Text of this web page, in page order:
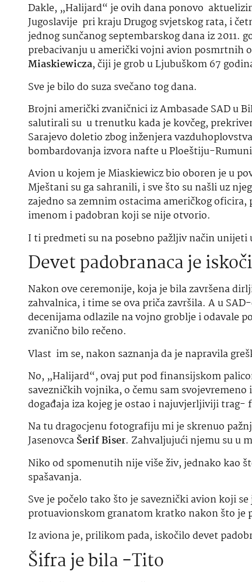
Dakle, „Halijard“ je ovih dana ponovo
Jugoslavije pri kraju Drugog svjetskog rata, i
jednog sunčanog septembarskog dana iz
prebacivanju u američki vojni avion posmrtnih
Miaskiewicza, čiji je grob u Ljubuškom 67
Sve je bilo do suza svečano tog dana.
Brojni američki zvaničnici iz Ambasade SAD
salutirali su u trenutku kada je kovčeg,
Sarajevo doletio zbog inženjera
bombardovanja izvora nafte u Ploeštiju-
Avion u kojem je Miaskiewicz bio oboren je u
Mještani su ga sahranili, i sve što su našli uz
zajedno sa zemnim ostacima američkog
imenom i padobran koji se nije otvorio.
I ti predmeti su na posebno pažljiv način unijeti
Devet padobranaca je
Nakon ove ceremonije, koja je bila završena
zahvalnica, i time se ova priča završila. A u
decenijama odlazile na vojno groblje i odavale
zvanično bilo rečeno.
Vlast im se, nakon saznanja da je napravila
No, „Halijard“, ovaj put pod finansijskom
savezničkih vojnika, o čemu sam
događaja iza kojeg je ostao i najuvjerljiviji trag-
Na tu dragocjenu fotografiju mi je skrenuo
JasenovcaŠerif Biser. Zahvaljujući njemu su u
Niko od spomenutih nije više živ, jednako kao
spašavanja.
Sve je počelo tako što je saveznički avion koji
protuavionskom granatom kratko nakon što je
Iz aviona je, prilikom pada, iskočilo devet
Šifra je bila -Tito